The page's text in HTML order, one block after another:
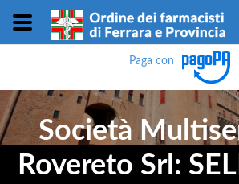
Paga con
Società
Rovereto Srl: